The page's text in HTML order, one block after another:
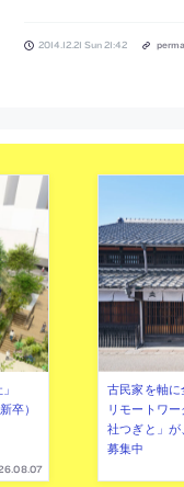
2014.12.21 Sun 21:42
卒）
古民家を軸に
リモートワ
社つぎと」
募集中